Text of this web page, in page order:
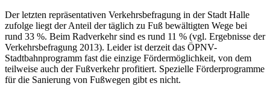
Der letzten repräsentativen Verkehrsbefragung in der Stadt Halle
zufolge liegt der Anteil der täglich zu Fuß bewältigten Wege bei
rund 33 %. Beim Radverkehr sind es rund 11 % (vgl. Ergebnisse der
Verkehrsbefragung 2013). Leider ist derzeit das ÖPNV-
Stadtbahnprogramm fast die einzige Fördermöglichkeit, von dem
teilweise auch der Fußverkehr profitiert. Spezielle Förderprogramme
für die Sanierung von Fußwegen gibt es nicht.